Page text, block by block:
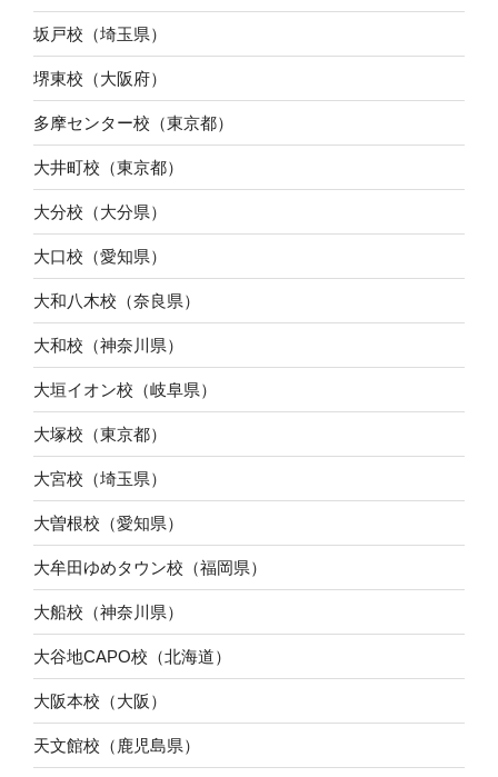
坂戸校（埼玉県）
堺東校（大阪府）
多摩センター校（東京都）
大井町校（東京都）
大分校（大分県）
大口校（愛知県）
大和八木校（奈良県）
大和校（神奈川県）
大垣イオン校（岐阜県）
大塚校（東京都）
大宮校（埼玉県）
大曽根校（愛知県）
大牟田ゆめタウン校（福岡県）
大船校（神奈川県）
大谷地CAPO校（北海道）
大阪本校（大阪）
天文館校（鹿児島県）